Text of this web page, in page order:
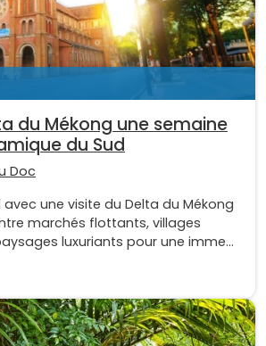
du Mékong une semaine
du Sud
Doc
avec une visite du Delta du Mékong
marchés flottants, villages
luxuriants pour une imme...